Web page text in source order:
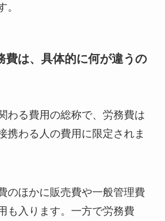
。
費は、具体的に何が違うの
わる費用の総称で、労務費は
携わる人の費用に限定されま
のほかに販売費や一般管理費
も入ります。一方で労務費